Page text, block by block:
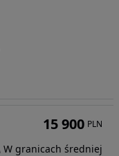
15 900 PLN
W granicach średniej